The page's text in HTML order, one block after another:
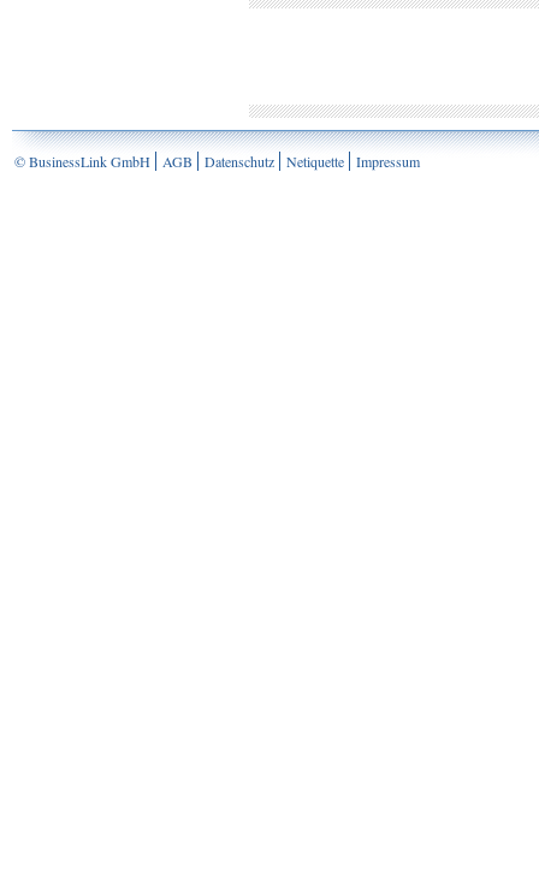
© BusinessLink GmbH AGB Datenschutz Netiquette Impressum